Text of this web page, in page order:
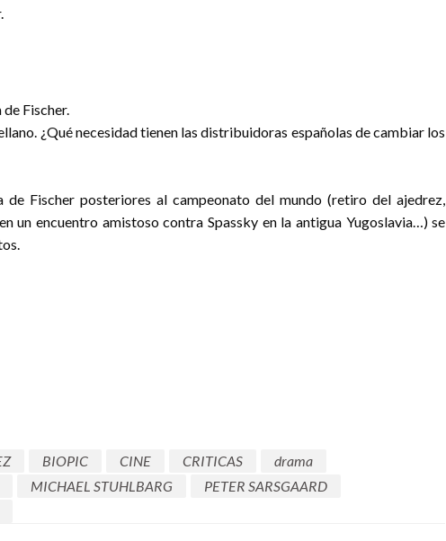
Fischer.
¿Qué necesidad tienen las distribuidoras españolas de cambiar los
Fischer posteriores al campeonato del mundo (retiro del ajedrez,
un encuentro amistoso contra Spassky en la antigua Yugoslavia…) se
BIOPIC CINE CRITICAS
drama
MICHAEL STUHLBARG
PETER SARSGAARD